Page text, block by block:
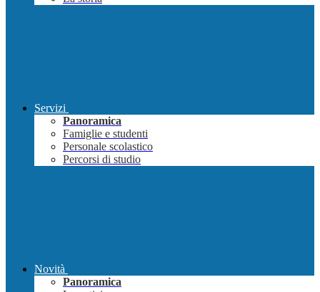
Servizi
Panoramica
Famiglie e studenti
Personale scolastico
Percorsi di studio
Novità
Panoramica